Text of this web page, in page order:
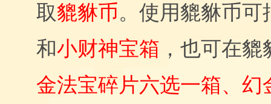
取貔貅币。使用貔貅币可
和小财神宝箱 ，也可在
金法宝碎片六选一箱、幻